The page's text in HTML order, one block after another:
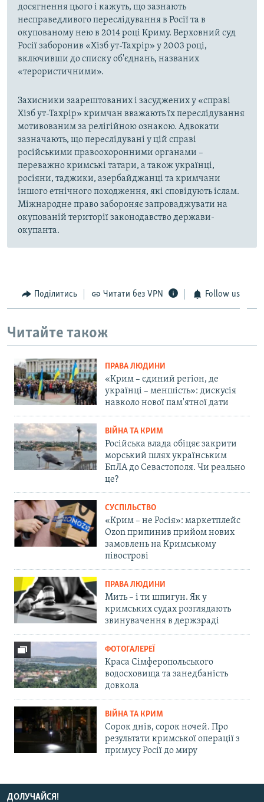
досягнення цього і кажуть, що зазнають
несправедливого переслідування в Росії та в
окупованому нею в 2014 році Криму. Верховний суд
Росії заборонив «Хізб ут-Тахрір» у 2003 році,
включивши до списку об'єднань, названих
«терористичними».
Захисники заарештованих і засуджених у «справі
Хізб ут-Тахрір» кримчан вважають їх переслідування
мотивованим за релігійною ознакою. Адвокати
зазначають, що переслідувані у цій справі
російськими правоохоронними органами –
переважно кримські татари, а також українці,
росіяни, таджики, азербайджанці та кримчани
іншого етнічного походження, які сповідують іслам.
Міжнародне право забороняє запроваджувати на
окупованій території законодавство держави-
окупанта.
Поділитись Читати без VPN Follow us
Читайте також
ПРАВА ЛЮДИНИ
«Крим – єдиний регіон, де
українці – меншість»: дискусія
навколо нової пам'ятної дати
ВІЙНА ТА КРИМ
Російська влада обіцяє закрити
морський шлях українським
БпЛА до Севастополя. Чи реально
це?
СУСПІЛЬСТВО
«Крим – не Росія»: маркетплейс
Ozon припинив прийом нових
замовлень на Кримському
півострові
ПРАВА ЛЮДИНИ
Мить – і ти шпигун. Як у
кримських судах розглядають
звинувачення в держзраді
ФОТОГАЛЕРЕЇ
Краса Сімферопольського
водосховища та занедбаність
довкола
ВІЙНА ТА КРИМ
Сорок днів, сорок ночей. Про
результати кримської операції з
примусу Росії до миру
ДОЛУЧАЙСЯ!